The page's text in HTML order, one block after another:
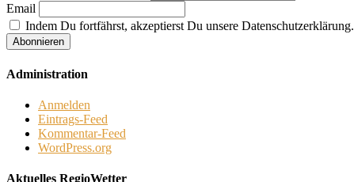
Email
Indem Du fortfährst, akzeptierst Du unsere Datenschutzerklärung.
Administration
Anmelden
Eintrags-Feed
Kommentar-Feed
WordPress.org
Aktuelles RegioWetter